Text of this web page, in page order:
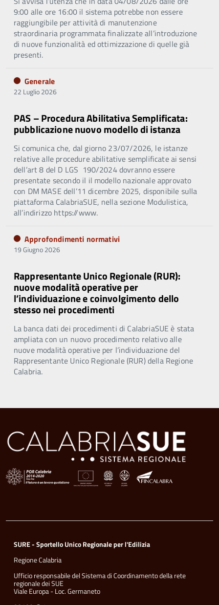
9:00 alle ore 16:00 il sistema potrebbe non essere
raggiungibile per attività di manutenzione
straordinaria programmata finalizzate all’introduzione
di nuove funzionalità ed ottimizzazione di quelle già
presenti.
Generale
22 Luglio 2026
PAS – Procedura Abilitativa Semplificata:
pubblicazione nuovo modello di istanza
Si comunica che, dal giorno 23/07/2026, le istanze
relative alle procedure abilitative semplificate ai sensi
dell’art 8 del D LGS 190/2024 dovranno essere
presentate secondo il il modello nazionale approvato
con DM MASE dell’11 dicembre 2025, disponibile sulla
piattaforma CalabriaSUE, nella sezione Modulistica,
all’indirizzo https://www.
Approfondimenti normativi
19 Giugno 2026
Rappresentante Unico Regionale (RUR):
nuove modalità operative per
l’individuazione e coinvolgimento dello
stesso nei procedimenti
La banca dati dei procedimenti di CalabriaSUE è stata
ampliata con un nuovo procedimento relativo alle
nuove modalità operative per l’individuazione del
Rappresentante Unico Regionale (RUR) della Regione
Calabria.
SURE - Sportello Unico Regionale per l'Edilizia
Regione Calabria
Ufficio responsabile del Sistema di Coordinamento della rete
regionale dei SUE
Viale Europa - Loc. Germaneto